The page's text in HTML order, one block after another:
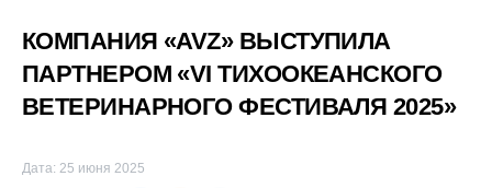
КОМПАНИЯ «AVZ» ВЫСТУПИЛА
ПАРТНЕРОМ «VI ТИХООКЕАНСКОГО
ВЕТЕРИНАРНОГО ФЕСТИВАЛЯ 2025»
Дата: 25 июня 2025